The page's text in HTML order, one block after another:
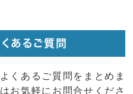
あるご質問
くあるご質問をまとめま
お気軽にお問合せくださ